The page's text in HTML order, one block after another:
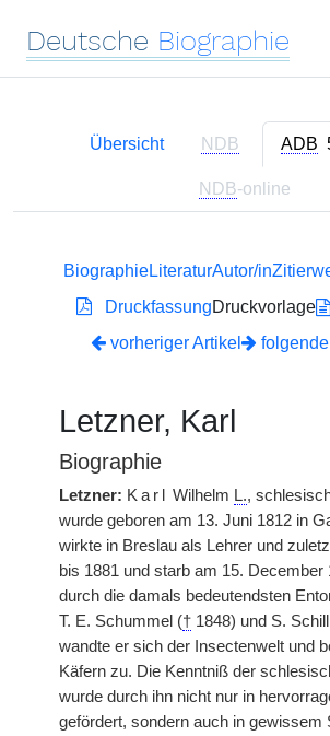
Deutsche Biographie
Übersicht NDB ADB
NDB-online
BiographieLiteraturAutor/in
DruckfassungDruckvorlage
vorheriger Artikel
Letzner, Karl
Biographie
Letzner: Karl Wilhelm L.,
wurde geboren am 13. Juni 1812 in
wirkte in Breslau als Lehrer und
bis 1881 und starb am 15. December
durch die damals bedeutendsten
T. E. Schummel († 1848) und S.
wandte er sich der Insectenwelt und
Käfern zu. Die Kenntniß der
wurde durch ihn nicht nur in
gefördert, sondern auch in gewissem